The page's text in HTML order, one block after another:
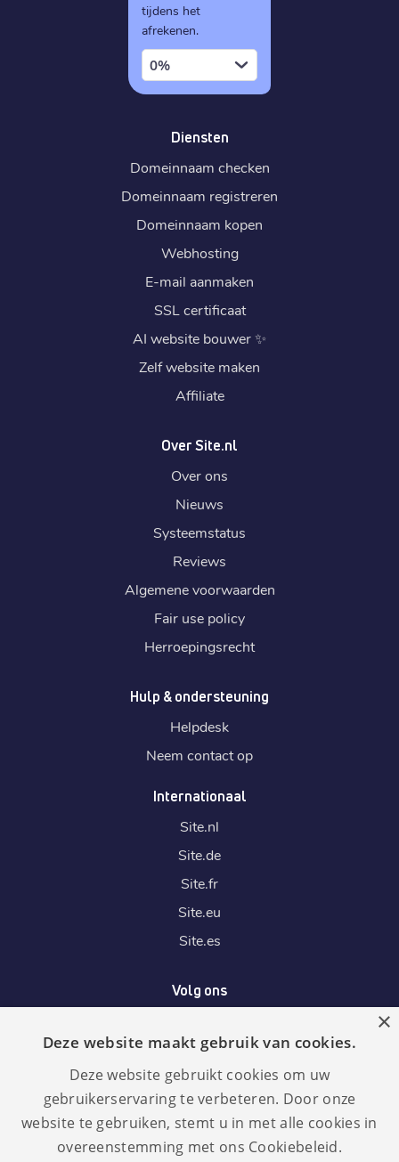
tijdens het
afrekenen.
0%
Diensten
Domeinnaam checken
Domeinnaam registreren
Domeinnaam kopen
Webhosting
E-mail aanmaken
SSL certificaat
AI website bouwer✨
Zelf website maken
Affiliate
Over Site.nl
Over ons
Nieuws
Systeemstatus
Reviews
Algemene voorwaarden
Fair use policy
Herroepingsrecht
Hulp & ondersteuning
Helpdesk
Neem contact op
Internationaal
Site.nl
Site.de
Site.fr
Site.eu
Site.es
Volg ons
Wij accepteren
×
Deze website maakt gebruik van cookies.
Deze website gebruikt cookies om uw
gebruikerservaring te verbeteren. Door onze
website te gebruiken, stemt u in met alle cookies in
overeenstemming met ons Cookiebeleid.